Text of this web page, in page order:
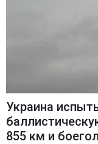
Украина
855 км и